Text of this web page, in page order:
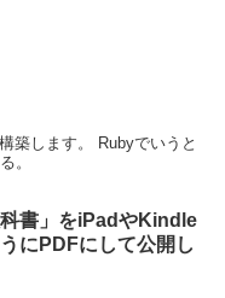
築します。 Rubyでいうと
。
科書」をiPadやKindle
にPDFにして公開し